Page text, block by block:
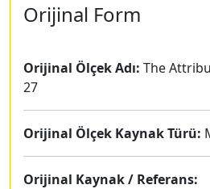
Orijinal Form
Orijinal Ölçek Adı: The
27
Orijinal Ölçek Kaynak Türü:
Orijinal Kaynak / Referans: